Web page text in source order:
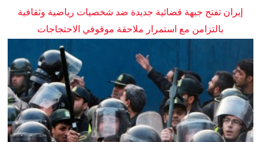
إيران تفتح جبهة قضائية جديدة ضد شخصيات رياضية وثقافية
بالتزامن مع استمرار ملاحقة موقوفي الاحتجاجات